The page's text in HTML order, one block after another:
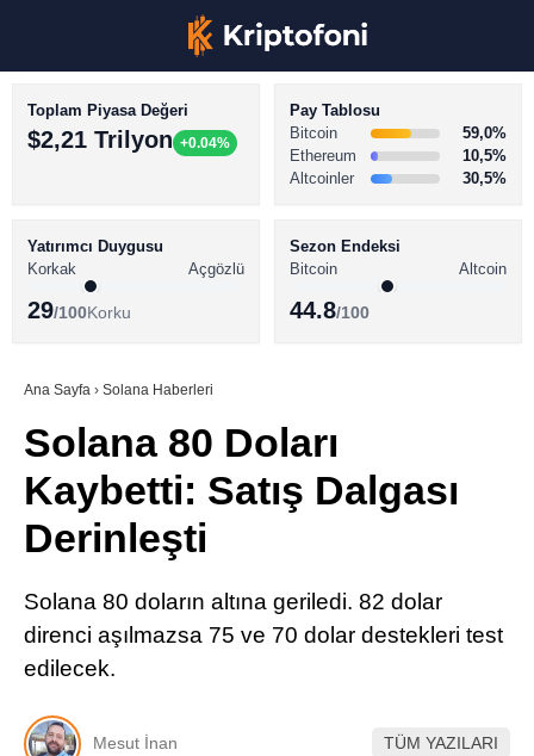
TikTok
LinkedIn
BİTCOİN HABERLERİ
ALTCOİN HABERLERİ
SÖZLÜK
Toplam Piyasa Değeri
$2,21 Trilyon +0.04%
Pay Tablosu
Bitcoin
59,0%
Ethereum
10,5%
Altcoinler
30,5%
Yatırımcı Duygusu
Korkak
Açgözlü
29/100Korku
Sezon Endeksi
Bitcoin
Altcoin
44.8/100
Ana Sayfa › Solana Haberleri
Solana 80 Doları
Kaybetti: Satış Dalgası
Derinleşti
Solana 80 doların altına geriledi. 82 dolar
direnci aşılmazsa 75 ve 70 dolar destekleri test
edilecek.
Mesut İnan TÜM YAZILARI